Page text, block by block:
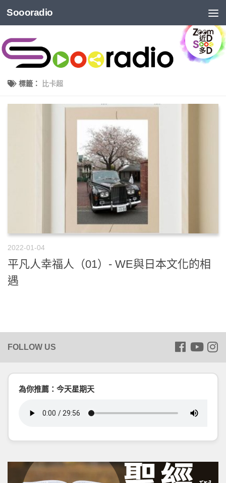
Soooradio
標籤： 比卡超
2022-01-04
平凡人幸福人（01）- WE與日本文化的相
遇
為你推薦：今天星期天